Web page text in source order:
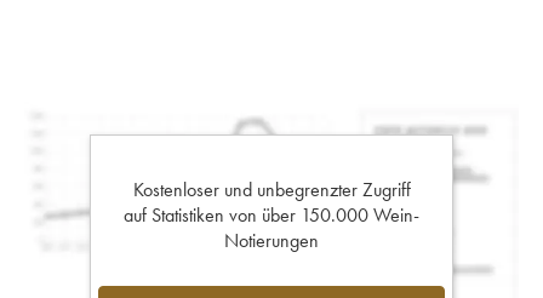
Kostenloser und unbegrenzter Zugriff
auf Statistiken von über 150.000 Wein-
Notierungen